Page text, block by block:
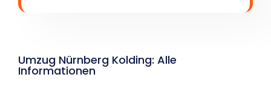
Umzug Nürnberg Kolding: Alle
Informationen